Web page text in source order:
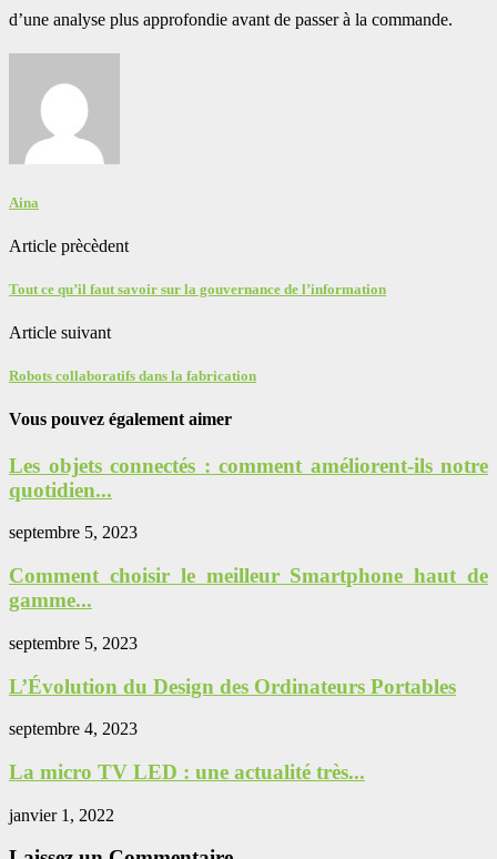
d’une analyse plus approfondie avant de passer à la commande.
Aina
Article prècèdent
Tout ce qu’il faut savoir sur la gouvernance de l’information
Article suivant
Robots collaboratifs dans la fabrication
Vous pouvez également aimer
Les objets connectés : comment améliorent-ils notre
quotidien...
septembre 5, 2023
Comment choisir le meilleur Smartphone haut de
gamme...
septembre 5, 2023
L’Évolution du Design des Ordinateurs Portables
septembre 4, 2023
La micro TV LED : une actualité très...
janvier 1, 2022